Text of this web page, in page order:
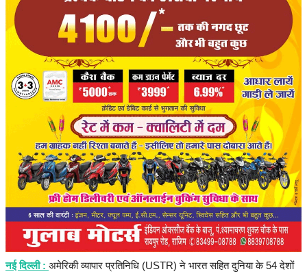
रोजगार
राजनीति
मनोरंजन
मैगज़ीन की लेख
All
मैगज़ीन की लेख
प्रमुख खबर
हेल्थ
नई दिल्ली : अमेरिकी व्यापार प्रतिनिधि (USTR) ने भारत सहित दुनिया के 54 देशों